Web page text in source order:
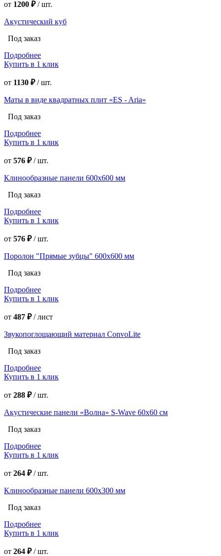
от 1200 ₽/шт.
Акустический куб
Под заказ
Подробнее
Купить в 1 клик
от 1130 ₽/шт.
Маты в виде квадратных плит «ES - Aria»
Под заказ
Подробнее
Купить в 1 клик
от 576 ₽/шт.
Клинообразные панели 600х600 мм
Под заказ
Подробнее
Купить в 1 клик
от 576 ₽/шт.
Поролон "Прямые зубцы" 600х600 мм
Под заказ
Подробнее
Купить в 1 клик
от 487 ₽/лист
Звукопоглощающий материал ConvoLite
Под заказ
Подробнее
Купить в 1 клик
от 288 ₽/шт.
Акустические панели «Волна» S-Wave 60х60 см
Под заказ
Подробнее
Купить в 1 клик
от 264 ₽/шт.
Клинообразные панели 600х300 мм
Под заказ
Подробнее
Купить в 1 клик
от 264 ₽/шт.